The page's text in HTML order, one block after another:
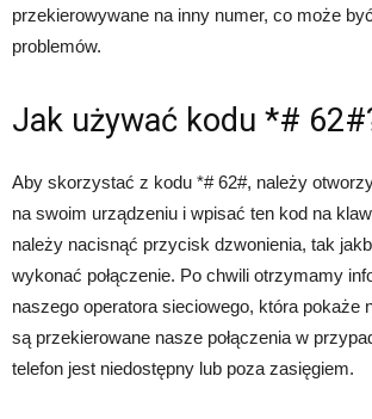
przekierowywane na inny numer, co może
problemów.
Jak używać kodu *#
Aby skorzystać z kodu *# 62#, należy
na swoim urządzeniu i wpisać ten kod na
należy nacisnąć przycisk dzwonienia, tak
wykonać połączenie. Po chwili otrzymamy
naszego operatora sieciowego, która pokaże
są przekierowane nasze połączenia w
telefon jest niedostępny lub poza zasięgiem.